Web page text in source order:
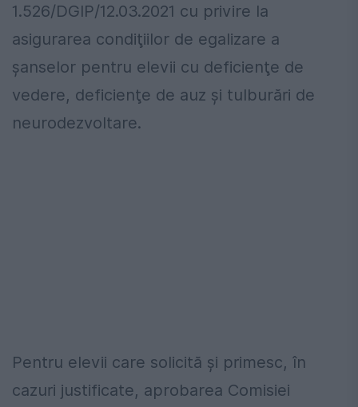
1.526/DGIP/12.03.2021 cu privire la
asigurarea condiţiilor de egalizare a
şanselor pentru elevii cu deficienţe de
vedere, deficienţe de auz şi tulburări de
neurodezvoltare.
Pentru elevii care solicită şi primesc, în
cazuri justificate, aprobarea Comisiei